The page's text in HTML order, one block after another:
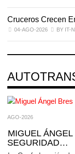
Cruceros Crecen
04-AGO-2026 BY IT-
AGO-2026
MIGUEL
SEGURIDAD…